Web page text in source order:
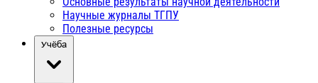
Научные журналы ТГПУ
Полезные ресурсы
Учёба